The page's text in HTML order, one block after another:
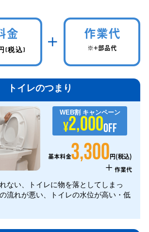
金
(税込)
作業代
※+部品代
トイレのつまり
WEB割 キャンペーン
¥2,000OFF
基本料金3,300円(税込)
+ 作業代
ない、トイレに物を落としてしまっ
流れが悪い、トイレの水位が高い・低